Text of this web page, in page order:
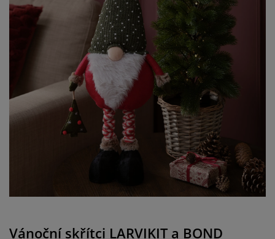
Vánoční skřítci LARVIKIT a BOND